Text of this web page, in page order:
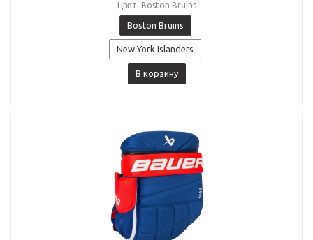
Цвет: Boston Bruins
Boston Bruins
New York Islanders
В корзину